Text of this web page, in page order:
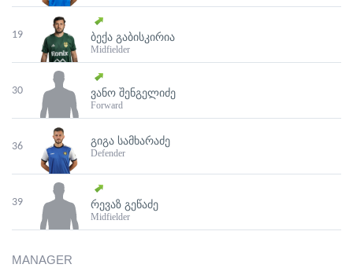
19 ᲑᲔᲥᲐ ᲒᲐᲑᲘᲡᲙᲘᲠᲘᲐ
Midfielder
30 ᲕᲐᲜᲝ ᲨᲔᲜᲒᲔᲚᲘᲫᲔ
Forward
36 ᲒᲘᲒᲐ ᲡᲐᲛᲮᲐᲠᲐᲫᲔ
Defender
39 ᲠᲔᲕᲐᲖ ᲒᲔᲬᲐᲫᲔ
Midfielder
MANAGER